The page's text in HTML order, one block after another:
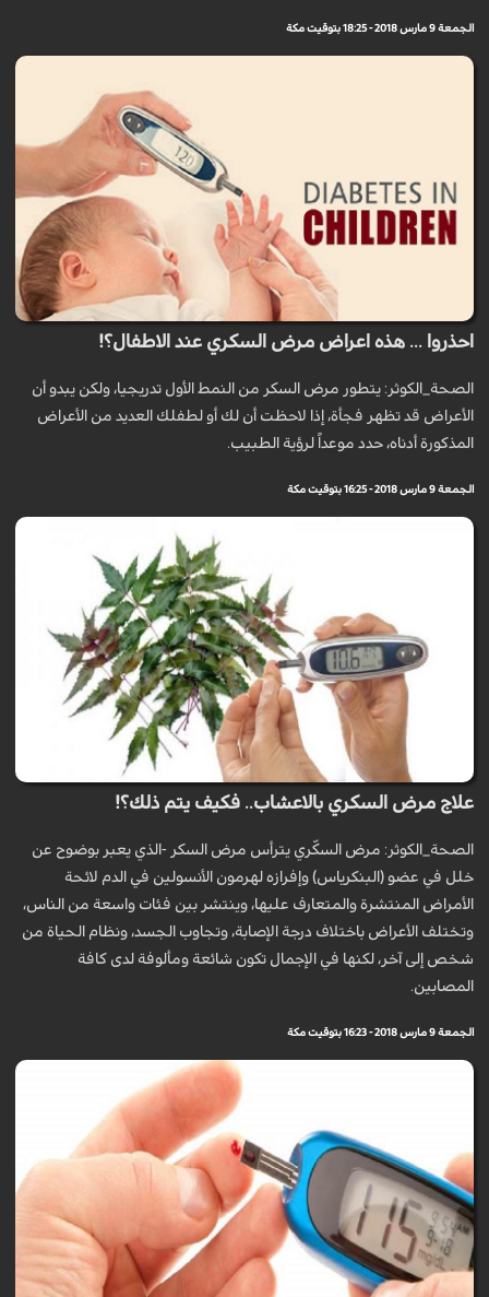
الجمعة 9 مارس 2018 - 18:25 بتوقيت مكة
احذروا ... هذه اعراض مرض السكري عند الاطفال؟!
الصحة_الكوثر: يتطور مرض السكر من النمط الأول تدريجيا، ولكن يبدو أن
الأعراض قد تظهر فجأة، إذا لاحظت أن لك أو لطفلك العديد من الأعراض
المذكورة أدناه، حدد موعداً لرؤية الطبيب.
الجمعة 9 مارس 2018 - 16:25 بتوقيت مكة
علاج مرض السكري بالاعشاب.. فكيف يتم ذلك؟!
الصحة_الكوثر: مرض السكّري يترأس مرض السكر -الذي يعبر بوضوح عن
خلل في عضو (البنكرياس) وإفرازه لهرمون الأنسولين في الدم لائحة
الأمراض المنتشرة والمتعارف عليها، وينتشر بين فئات واسعة من الناس،
وتختلف الأعراض باختلاف درجة الإصابة، وتجاوب الجسد، ونظام الحياة من
شخص إلى آخر، لكنها في الإجمال تكون شائعة ومألوفة لدى كافة
المصابين.
الجمعة 9 مارس 2018 - 16:23 بتوقيت مكة